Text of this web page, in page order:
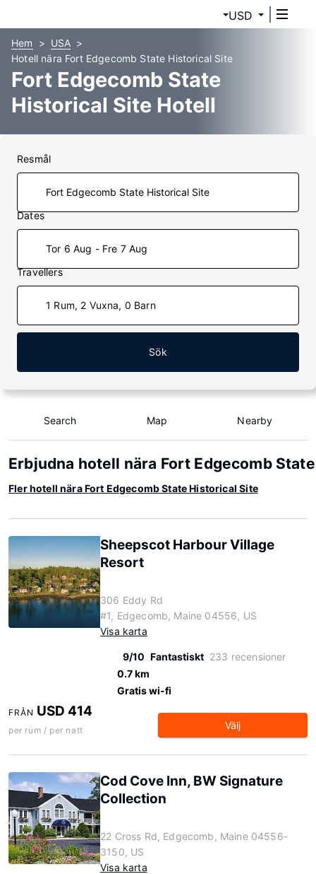
USD
Hem
USA
Hotell nära Fort Edgecomb State Historical Site
Fort Edgecomb State
Historical Site Hotell
Resmål
Dates
Tor 6 Aug - Fre 7 Aug
Travellers
1 Rum, 2 Vuxna, 0 Barn
Sök
Search Map Nearby
Erbjudna hotell nära Fort Edgecomb
Fler hotell nära Fort Edgecomb State Historical Site
Sheepscot Harbour Village
Resort
306 Eddy Rd
#1, Edgecomb, Maine 04556, US
Visa karta
9/10 Fantastiskt 233 recensioner
0.7 km
Gratis wi-fi
FRÅN USD 414
per rum / per natt Välj
Cod Cove Inn, BW Signature
Collection
22 Cross Rd, Edgecomb, Maine 04556-
3150, US
Visa karta